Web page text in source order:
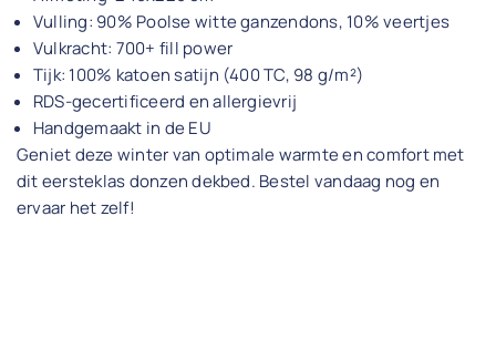
Vulling: 90% Poolse witte ganzendons, 10% veertjes
Vulkracht: 700+ fill power
Tijk: 100% katoen satijn (400 TC, 98 g/m²)
RDS-gecertificeerd en allergievrij
Handgemaakt in de EU
Geniet deze winter van optimale warmte en comfort met
dit eersteklas donzen dekbed. Bestel vandaag nog en
ervaar het zelf!